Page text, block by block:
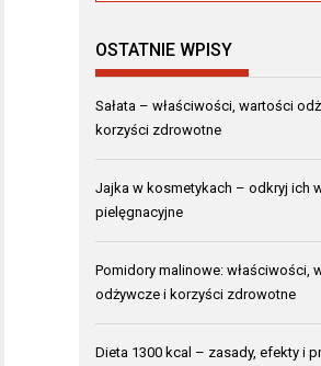
OSTATNIE WPISY
Sałata – właściwości, wartości
korzyści zdrowotne
Jajka w kosmetykach – odkryj ich
pielęgnacyjne
Pomidory malinowe: właściwości,
odżywcze i korzyści zdrowotne
Dieta 1300 kcal – zasady, efekty i